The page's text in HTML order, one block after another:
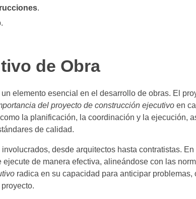
.
de Obra
elemento esencial en el desarrollo de obras. El
del proyecto de construcción ejecutivo en
la planificación, la coordinación y la ejecución,
de calidad.
desde arquitectos hasta contratistas. En
de manera efectiva, alineándose con las
radica en su capacidad para anticipar problemas,